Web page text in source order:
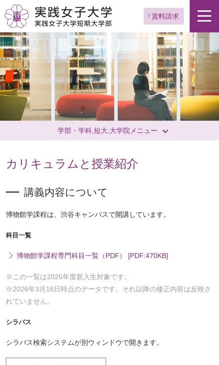
資料請求
学部・学科,短大,大学院メニュー
カリキュラムと授業紹介
講義内容について
博物館学課程は、渋谷キャンパスで開講しています。
科目一覧
博物館学課程専門科目一覧（PDF） [PDF:470KB]
※この一覧は2026年度新入生対象です。
※2026年3月16日時点のデータです。それ以降の修正内容は反映さ
れていません。
シラバス
シラバス検索システムが別ウィンドウで開きます。